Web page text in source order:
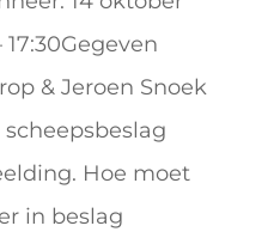
17:30Gegeven
& Jeroen Snoek
Hoe moet
in beslag